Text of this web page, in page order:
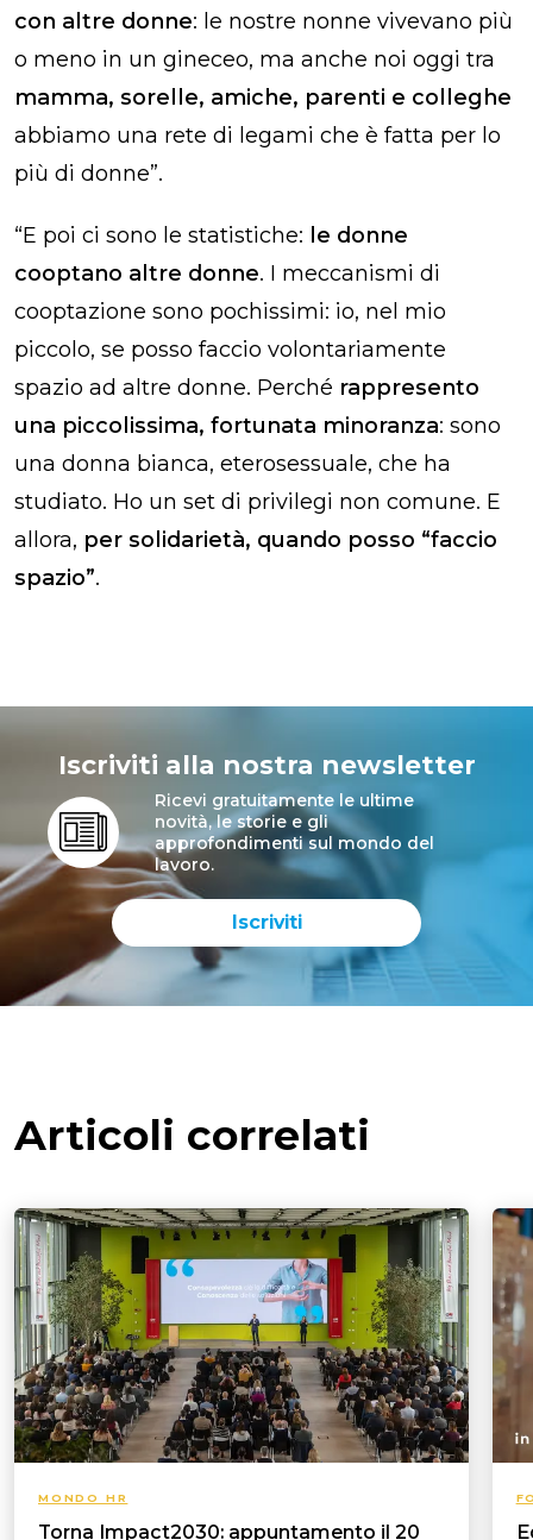
con altre donne: le nostre nonne vivevano più
o meno in un gineceo, ma anche noi oggi tra
mamma, sorelle, amiche, parenti e colleghe
abbiamo una rete di legami che è fatta per lo
più di donne”.
“E poi ci sono le statistiche: le donne
cooptano altre donne. I meccanismi di
cooptazione sono pochissimi: io, nel mio
piccolo, se posso faccio volontariamente
spazio ad altre donne. Perché rappresento
una piccolissima, fortunata minoranza: sono
una donna bianca, eterosessuale, che ha
studiato. Ho un set di privilegi non comune. E
allora, per solidarietà, quando posso “faccio
spazio”.
Iscriviti alla nostra newsletter
Ricevi gratuitamente le ultime
novità, le storie e gli
approfondimenti sul mondo del
lavoro.
Iscriviti
Articoli correlati
MONDO HR
Torna Impact2030: appuntamento il 20